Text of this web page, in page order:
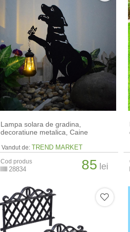
Lampa solara de gradina,
decoratiune metalica, Caine
Vandut de: TREND MARKET
Cod produs
28834 85 lei